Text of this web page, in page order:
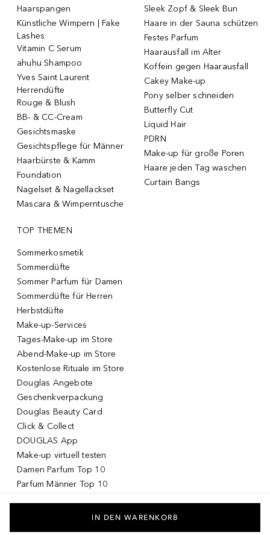
Haarspangen
Künstliche Wimpern | Fake
Lashes
Vitamin C Serum
ahuhu Shampoo
Yves Saint Laurent
Herrendüfte
Rouge & Blush
BB- & CC-Cream
Gesichtsmaske
Gesichtspflege für Männer
Haarbürste & Kamm
Foundation
Nagelset & Nagellackset
Mascara & Wimperntusche
Sleek Zopf & Sleek Bun
Haare in der Sauna schützen
Festes Parfum
Haarausfall im Alter
Koffein gegen Haarausfall
Cakey Make-up
Pony selber schneiden
Butterfly Cut
Liquid Hair
PDRN
Make-up für große Poren
Haare jeden Tag waschen
Curtain Bangs
TOP THEMEN
Sommerkosmetik
Sommerdüfte
Sommer Parfum für Damen
Sommerdüfte für Herren
Herbstdüfte
Make-up-Services
Tages-Make-up im Store
Abend-Make-up im Store
Kostenlose Rituale im Store
Douglas Angebote
Geschenkverpackung
Douglas Beauty Card
Click & Collect
DOUGLAS App
Make-up virtuell testen
Damen Parfum Top 10
Parfum Männer Top 10
Koreanische KosmetikIN DEN WARENKORB